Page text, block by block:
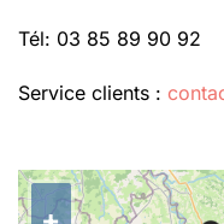
Tél: 03 85 89 90 92
Service clients :